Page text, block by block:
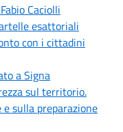
Caciolli
esattoriali
con i cittadini
a Signa
sul territorio.
sulla preparazione